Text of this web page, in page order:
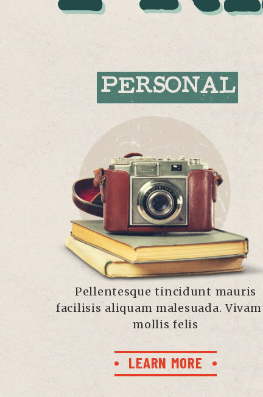
PERSONAL
Pellentesque tincidunt mauris
facilisis aliquam malesuada.
mollis felis
LEARN MORE